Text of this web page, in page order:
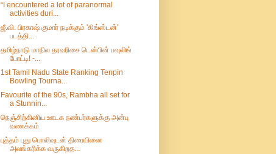
“I encountered a lot of paranormal
activities duri...
ஜீ.வி. பிரகாஷ் குமார் நடிக்கும் 'கிங்ஸ்டன்'
படத்தி...
தமிழ்நாடு மாநில தரவரிசை டென்பின் பவுலிங்
போட்டி! -...
1st Tamil Nadu State Ranking Tenpin
Bowling Tourna...
Favourite of the 90s, Rambha all set for
a Stunnin...
நெஞ்சிற்கினிய ஊடக நண்பர்களுக்கு அன்பு
வணக்கம்
புத்தம் புது பொலிவுடன் திரையினை
அலங்கரிக்க வருகிறத...